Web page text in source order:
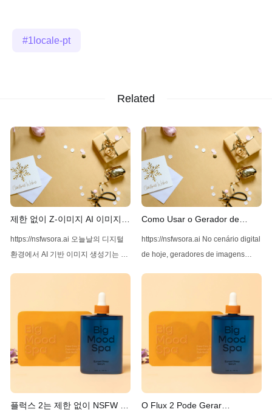
1locale-pt
Related
제한 없이 Z-이미지 AI 이미지
생성기 사용하기
https://nsfwsora.ai 오늘날의 디지털
환경에서 AI 기반 이미지 생성기는 고
Image AI로, 다재다능함과 사용의 용
이성으로 돋보이는 도구입니다. 이 기
사에서는 제한 없이 Z-Image AI를 사
용하는 방법을 살펴보고
FluxNSFW.AI, NSFWSora.AI 및
ONlyporn.AI와 같은 보완 서비스를
Como Usar o Gerador de
Imagens Z-Image AI Sem
Restrições
https://nsfwsora.ai No cenário digital
de hoje, geradores de imagens
alta qualidade e diversidade. Entre
as soluções líderes disponíveis está
Z-Image AI, uma ferramenta que se
destaca por sua versatilidade e
플럭스 2는 제한 없이 NSFW 콘
O Flux 2 Pode Gerar